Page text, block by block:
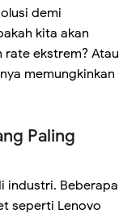
demi
kita akan
rate ekstrem? Atau
memungkinkan
Paling
industri. Beberapa
seperti Lenovo